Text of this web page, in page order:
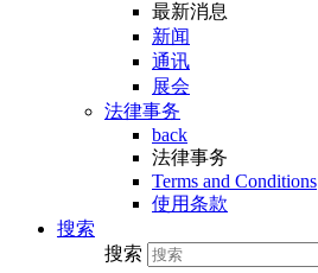
最新消息
新闻
通讯
展会
法律事务
back
法律事务
Terms and Conditions
使用条款
搜索
搜索